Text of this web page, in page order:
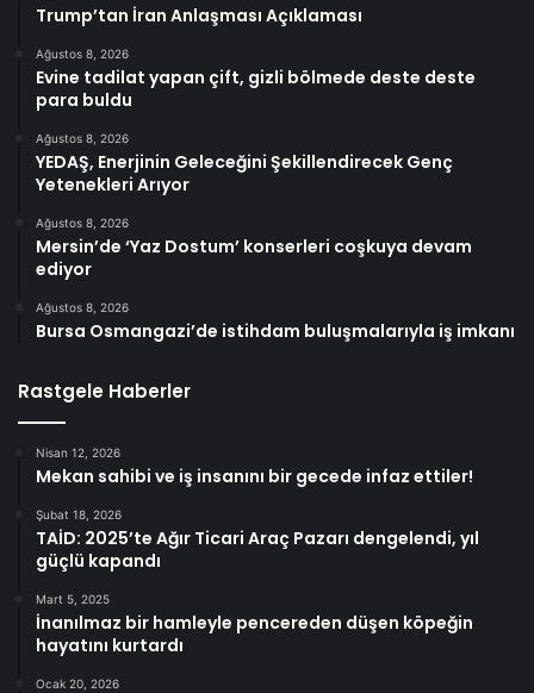
Trump’tan İran Anlaşması Açıklaması
Ağustos 8, 2026
Evine tadilat yapan çift, gizli bölmede deste deste
para buldu
Ağustos 8, 2026
YEDAŞ, Enerjinin Geleceğini Şekillendirecek Genç
Yetenekleri Arıyor
Ağustos 8, 2026
Mersin’de ‘Yaz Dostum’ konserleri coşkuya devam
ediyor
Ağustos 8, 2026
Bursa Osmangazi’de istihdam buluşmalarıyla iş imkanı
Rastgele Haberler
Nisan 12, 2026
Mekan sahibi ve iş insanını bir gecede infaz ettiler!
Şubat 18, 2026
TAİD: 2025’te Ağır Ticari Araç Pazarı dengelendi, yıl
güçlü kapandı
Mart 5, 2025
İnanılmaz bir hamleyle pencereden düşen köpeğin
hayatını kurtardı
Ocak 20, 2026